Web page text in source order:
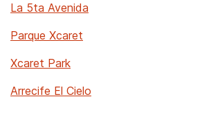
La 5ta Avenida
Parque Xcaret
Xcaret Park
Arrecife El Cielo